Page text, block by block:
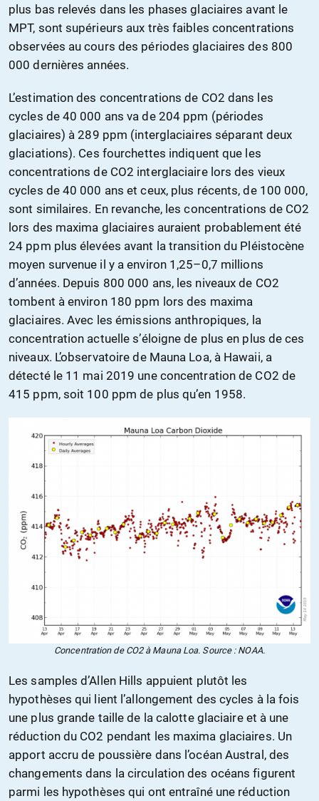
plus bas relevés dans les phases glaciaires avant le
MPT, sont supérieurs aux très faibles concentrations
observées au cours des périodes glaciaires des 800
000 dernières années.
L’estimation des concentrations de CO2 dans les
cycles de 40 000 ans va de 204 ppm (périodes
glaciaires) à 289 ppm (interglaciaires séparant deux
glaciations). Ces fourchettes indiquent que les
concentrations de CO2 interglaciaire lors des vieux
cycles de 40 000 ans et ceux, plus récents, de 100 000,
sont similaires. En revanche, les concentrations de CO2
lors des maxima glaciaires auraient probablement été
24 ppm plus élevées avant la transition du Pléistocène
moyen survenue il y a environ 1,25–0,7 millions
d’années. Depuis 800 000 ans, les niveaux de CO2
tombent à environ 180 ppm lors des maxima
glaciaires. Avec les émissions anthropiques, la
concentration actuelle s’éloigne de plus en plus de ces
niveaux. L’observatoire de Mauna Loa, à Hawaii, a
détecté le 11 mai 2019 une concentration de CO2 de
415 ppm, soit 100 ppm de plus qu’en 1958.
Concentration de CO2 à Mauna Loa. Source : NOAA.
Les samples d’Allen Hills appuient plutôt les
hypothèses qui lient l’allongement des cycles à la fois
une plus grande taille de la calotte glaciaire et à une
réduction du CO2 pendant les maxima glaciaires. Un
apport accru de poussière dans l’océan Austral, des
changements dans la circulation des océans figurent
parmi les hypothèses qui ont entraîné une réduction